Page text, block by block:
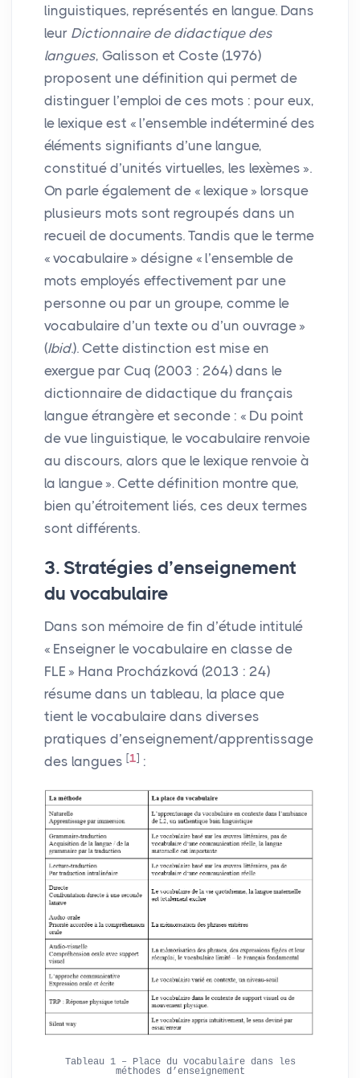
linguistiques, représentés en langue. Dans
leur Dictionnaire de didactique des
langues, Galisson et Coste (1976)
proposent une définition qui permet de
distinguer l’emploi de ces mots : pour eux,
le lexique est « l’ensemble indéterminé des
éléments signifiants d’une langue,
constitué d’unités virtuelles, les lexèmes ».
On parle également de « lexique » lorsque
plusieurs mots sont regroupés dans un
recueil de documents. Tandis que le terme
« vocabulaire » désigne « l’ensemble de
mots employés effectivement par une
personne ou par un groupe, comme le
vocabulaire d’un texte ou d’un ouvrage »
(Ibid.). Cette distinction est mise en
exergue par Cuq (2003 : 264) dans le
dictionnaire de didactique du français
langue étrangère et seconde : « Du point
de vue linguistique, le vocabulaire renvoie
au discours, alors que le lexique renvoie à
la langue ». Cette définition montre que,
bien qu’étroitement liés, ces deux termes
sont différents.
3. Stratégies d’enseignement
du vocabulaire
Dans son mémoire de fin d’étude intitulé
« Enseigner le vocabulaire en classe de
FLE » Hana Procházková (2013 : 24)
résume dans un tableau, la place que
tient le vocabulaire dans diverses
pratiques d’enseignement/apprentissage
des langues [1] :
Tableau 1 – Place du vocabulaire dans les
méthodes d’enseignement